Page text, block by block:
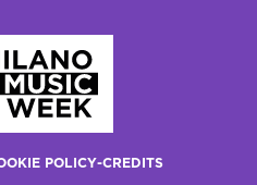
POLICY-CREDITS